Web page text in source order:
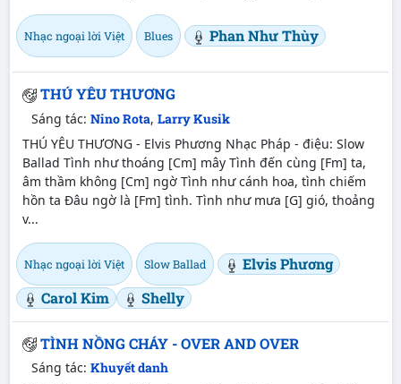
Nhạc ngoại lời Việt Blues Phan Như Thùy
THÚ YÊU THƯƠNG
Sáng tác: Nino Rota, Larry Kusik
THÚ YÊU THƯƠNG - Elvis Phương Nhạc Pháp - điệu: Slow
Ballad Tình như thoáng [Cm] mây Tình đến cùng [Fm] ta,
âm thầm không [Cm] ngờ Tình như cánh hoa, tình chiếm
hồn ta Đâu ngờ là [Fm] tình. Tình như mưa [G] gió, thoảng
v...
Nhạc ngoại lời Việt Slow Ballad
Elvis Phương
Carol Kim
Shelly
TÌNH NỒNG CHÁY - OVER AND OVER
Sáng tác: Khuyết danh